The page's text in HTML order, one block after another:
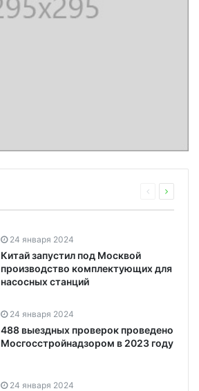
24 января 2024
Китай запустил под Москвой
производство комплектующих для
насосных станций
24 января 2024
488 выездных проверок проведено
Мосгосстройнадзором в 2023 году
24 января 2024